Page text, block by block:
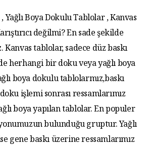
Yağlı Boya Dokulu Tablolar , Kanvas
değilmi? En sade şekilde
Kanvas tablolar, sadece düz baskı
herhangi bir doku veya yağlı boya
boya dokulu tablolarmız,baskı
işlemi sonrası ressamlarımız
boya yapılan tablolar. En populer
bulunduğu gruptur. Yağlı
gene baskı üzerine ressamlarımız